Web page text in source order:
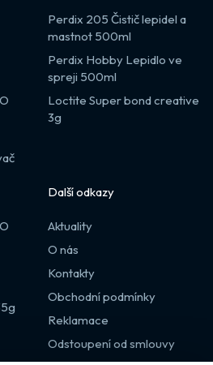
Perdix 205 Čistič lepidel a
mastnot 500ml
Perdix Hobby Lepidlo ve
spreji 500ml
Loctite Super bond creative
3g
Další odkazy
Aktuality
O nás
Kontakty
Obchodní podmínky
Reklamace
Odstoupení od smlouvy